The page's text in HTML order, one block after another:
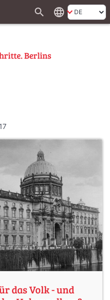
search language
Berlins
das Volk - und